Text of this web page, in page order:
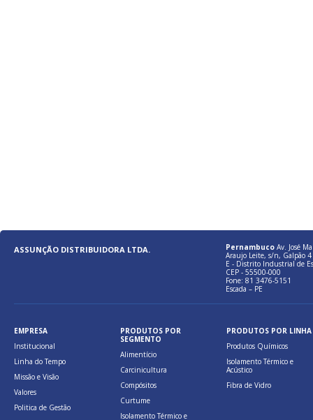
ASSUNÇÃO DISTRIBUIDORA LTDA. Pernambuco Av. José
Araujo Leite, s/n, Galpão 4
E - Distrito Industrial de
CEP - 55500-000
Fone: 81 3476-5151
Escada – PE
EMPRESA
Institucional
Linha do Tempo
Missão e Visão
Valores
Politica de Gestão
PRODUTOS POR
SEGMENTO
Alimentício
Carcinicultura
Compósitos
Curtume
Isolamento Térmico e
PRODUTOS POR LINHA
Produtos Químicos
Isolamento Térmico e
Acústico
Fibra de Vidro